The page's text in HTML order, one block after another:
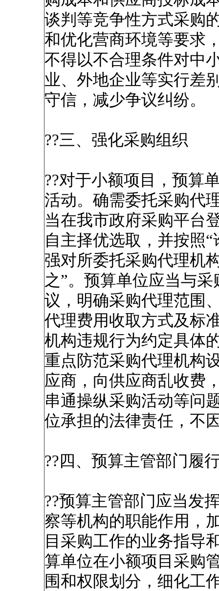
谈判等竞争性方式采购
和优化营商环境等要求
不得以不合理条件对中
业、外地企业等实行差
守信，减少争议纠纷。
??三、强化采购组织
??对于小额项目，预算
活动。确需委托采购代
当在我市政府采购平台
自主择优选取，并按照
强对所委托采购代理机
之”。预算单位应当与
议，明确采购代理范围
代理费用收取方式及标
机构违规行为约定具体
重点防范采购代理机构
应商，向供应商乱收费
串通操纵采购活动等问
位承担的法律责任，不
??四、预算主管部门履
??预算主管部门应当发
察等机构的职能作用，
目采购工作的业务指导
算单位在小额项目采购
围和权限划分，细化工